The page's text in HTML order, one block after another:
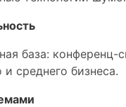
база:
среднего бизнеса.